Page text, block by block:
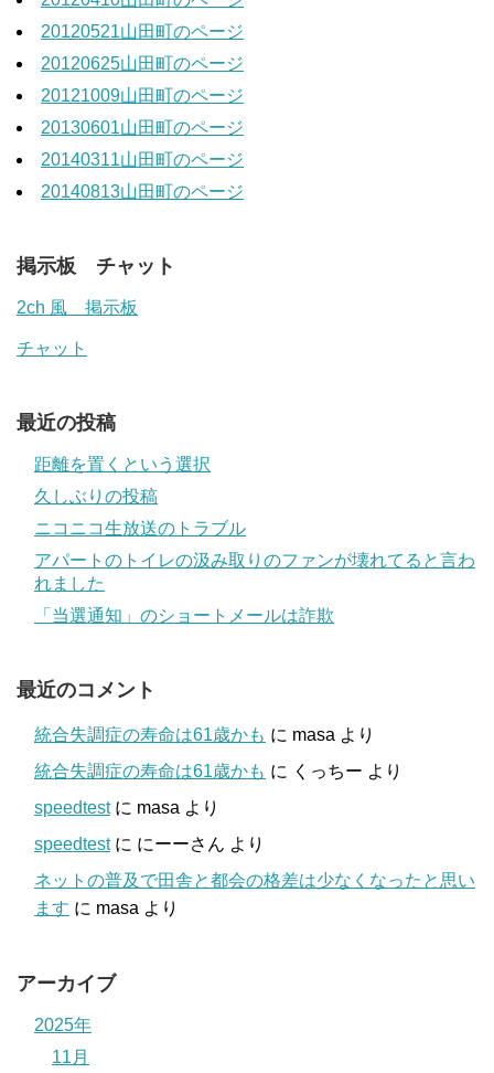
20120521山田町のページ
20120625山田町のページ
20121009山田町のページ
20130601山田町のページ
20140311山田町のページ
20140813山田町のページ
掲示板 チャット
2ch 風 掲示板
チャット
最近の投稿
距離を置くという選択
久しぶりの投稿
ニコニコ生放送のトラブル
アパートのトイレの汲み取りのファンが壊れてると言わ
れました
「当選通知」のショートメールは詐欺
最近のコメント
統合失調症の寿命は61歳かも に masa より
統合失調症の寿命は61歳かも に くっちー より
speedtestに masa より
speedtestに にーーさん より
ネットの普及で田舎と都会の格差は少なくなったと思い
ます に masa より
アーカイブ
2025年
11月